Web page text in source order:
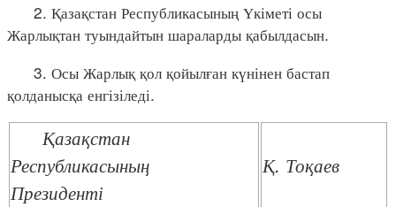
2. Қазақстан Республикасының Үкіметі осы
Жарлықтан туындайтын шараларды қабылдасын.
3. Осы Жарлық қол қойылған күнінен бастап
қолданысқа енгізіледі.
Қазақстан
Республикасының
Президенті
Қ. Тоқаев